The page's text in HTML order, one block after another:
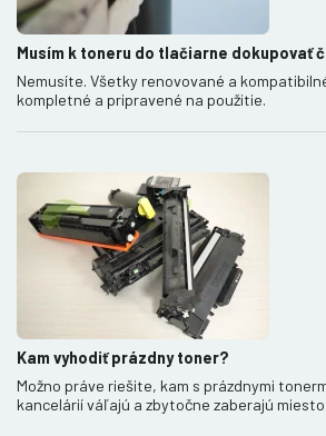
Musím k toneru do tlačiarne dokupovať
Nemusíte. Všetky renovované a
kompletné a pripravené na použitie.
Kam vyhodiť prázdny toner?
Možno práve riešite, kam s prázdnymi
kancelárií váľajú a zbytočne zaberajú